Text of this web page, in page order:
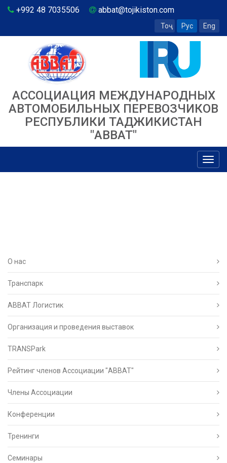
+992 48 7035506 abbat@tojikiston.com
Тоҷ Рус Eng
АССОЦИАЦИЯ МЕЖДУНАРОДНЫХ
АВТОМОБИЛЬНЫХ ПЕРЕВОЗЧИКОВ
РЕСПУБЛИКИ ТАДЖИКИСТАН
"ABBAT"
О нас
Транспарк
ABBAT Логистик
Организация и проведения выставок
TRANSPark
Рейтинг членов Ассоциации "АВВАТ"
Члены Ассоциации
Конференции
Тренинги
Семинары